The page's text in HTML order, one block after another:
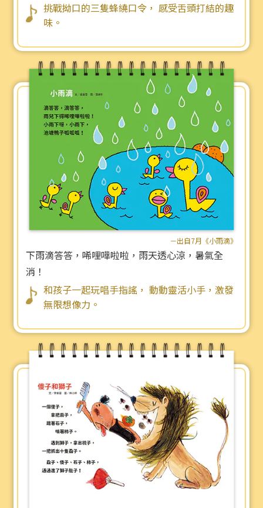
挑戰拗口的三隻蜂繞口令， 感受舌頭打結的趣
味。
－出自7月《小雨滴》
下雨滴答答，唏哩嘩啦啦，雨天透心涼，暑氣全
消！
和孩子一起玩唱手指謠， 動動靈活小手，激發
無限想像力。